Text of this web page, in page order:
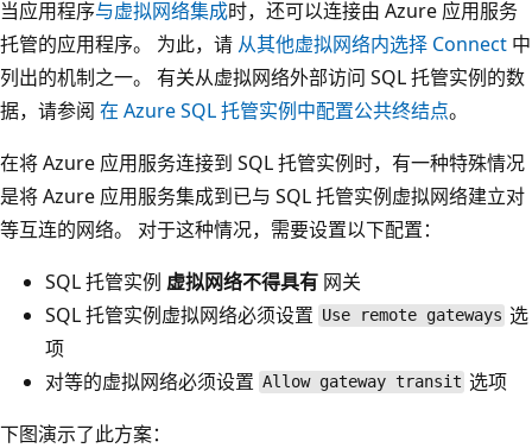
当应用程序与虚拟网络集成时，还可以连接由 Azure 应用服务
托管的应用程序。 为此，请 从其他虚拟网络内选择 Connect 中
列出的机制之一。 有关从虚拟网络外部访问 SQL 托管实例的数
据，请参阅 在 Azure SQL 托管实例中配置公共终结点。
在将 Azure 应用服务连接到 SQL 托管实例时，有一种特殊情况
是将 Azure 应用服务集成到已与 SQL 托管实例虚拟网络建立对
等互连的网络。 对于这种情况，需要设置以下配置：
SQL 托管实例 虚拟网络不得具有 网关
SQL 托管实例虚拟网络必须设置 Use remote gateways 选
项
对等的虚拟网络必须设置 Allow gateway transit 选项
下图演示了此方案：